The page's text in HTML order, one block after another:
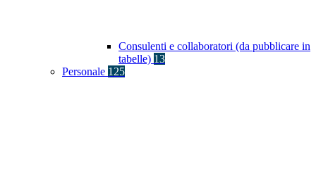
Consulenti e collaboratori (da pubblicare in
tabelle) 13
Personale 125